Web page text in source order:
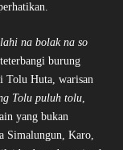
na bolak na so
burung
Tolu Huta, warisan
Tolu puluh tolu,
yang bukan
Simalungun, Karo,